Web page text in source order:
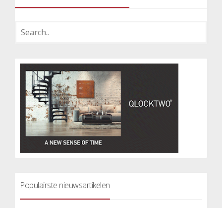
Populairste nieuwsartikelen